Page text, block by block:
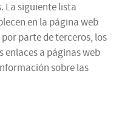
La siguiente lista
en la página web
parte de terceros, los
enlaces a páginas web
sobre las